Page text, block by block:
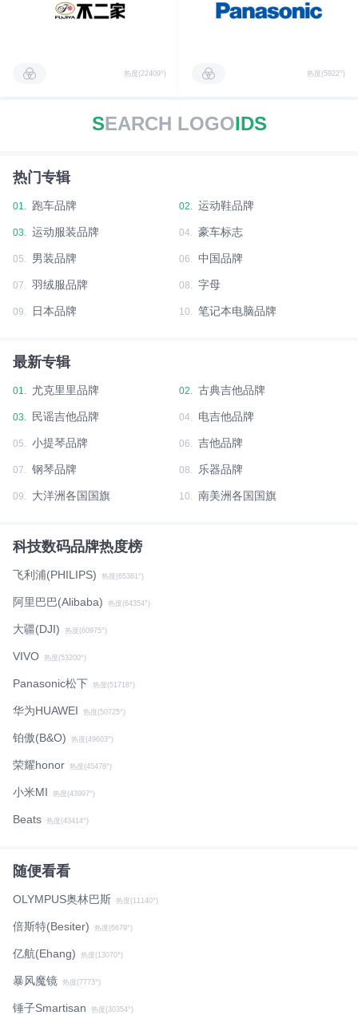
热度(22409°) 热度(5922°)
SEARCH LOGOIDS
热门专辑
01. 跑车品牌 02. 运动鞋品牌
03. 运动服装品牌 04. 豪车标志
05. 男装品牌 06. 中国品牌
07. 羽绒服品牌 08. 字母
09. 日本品牌 10. 笔记本电脑品牌
最新专辑
01. 尤克里里品牌 02. 古典吉他品牌
03. 民谣吉他品牌 04. 电吉他品牌
05. 小提琴品牌 06. 吉他品牌
07. 钢琴品牌 08. 乐器品牌
09. 大洋洲各国国旗 10. 南美洲各国国旗
科技数码品牌热度榜
飞利浦(PHILIPS) 热度(65381°)
阿里巴巴(Alibaba) 热度(64354°)
大疆(DJI) 热度(60975°)
VIVO 热度(53200°)
Panasonic松下 热度(51718°)
华为HUAWEI 热度(50725°)
铂傲(B&O) 热度(49603°)
荣耀honor 热度(45478°)
小米MI 热度(43997°)
Beats 热度(43414°)
随便看看
OLYMPUS奥林巴斯 热度(11140°)
倍斯特(Besiter) 热度(6679°)
亿航(Ehang) 热度(13070°)
暴风魔镜 热度(7773°)
锤子Smartisan 热度(30354°)